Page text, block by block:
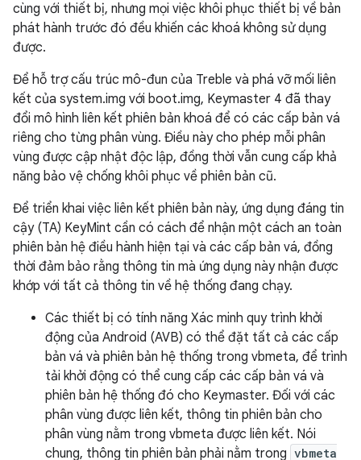
cùng với thiết bị, nhưng mọi việc khôi phục thiết bị về bản
phát hành trước đó đều khiến các khoá không sử dụng
được.
Để hỗ trợ cấu trúc mô-đun của Treble và phá vỡ mối liên
kết của system.img với boot.img, Keymaster 4 đã thay
đổi mô hình liên kết phiên bản khoá để có các cấp bản vá
riêng cho từng phân vùng. Điều này cho phép mỗi phân
vùng được cập nhật độc lập, đồng thời vẫn cung cấp khả
năng bảo vệ chống khôi phục về phiên bản cũ.
Để triển khai việc liên kết phiên bản này, ứng dụng đáng tin
cậy (TA) KeyMint cần có cách để nhận một cách an toàn
phiên bản hệ điều hành hiện tại và các cấp bản vá, đồng
thời đảm bảo rằng thông tin mà ứng dụng này nhận được
khớp với tất cả thông tin về hệ thống đang chạy.
Các thiết bị có tính năng Xác minh quy trình khởi
động của Android (AVB) có thể đặt tất cả các cấp
bản vá và phiên bản hệ thống trong vbmeta, để trình
tải khởi động có thể cung cấp các cấp bản vá và
phiên bản hệ thống đó cho Keymaster. Đối với các
phân vùng được liên kết, thông tin phiên bản cho
phân vùng nằm trong vbmeta được liên kết. Nói
chung, thông tin phiên bản phải nằm trong vbmeta